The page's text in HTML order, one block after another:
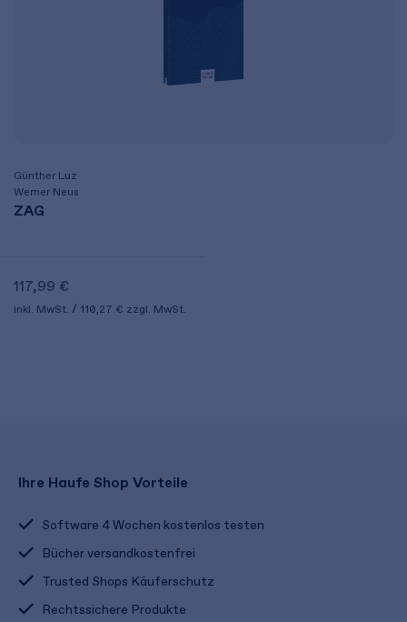
Günther Luz
Werner Neus
ZAG
117,99 €
inkl. MwSt. 110,27 € zzgl. MwSt.
Ihre Haufe Shop Vorteile
Software 4 Wochen kostenlos testen
Bücher versandkostenfrei
Trusted Shops Käuferschutz
Rechtssichere Produkte